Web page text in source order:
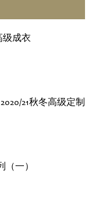
级成衣
21秋冬高级定制
一）